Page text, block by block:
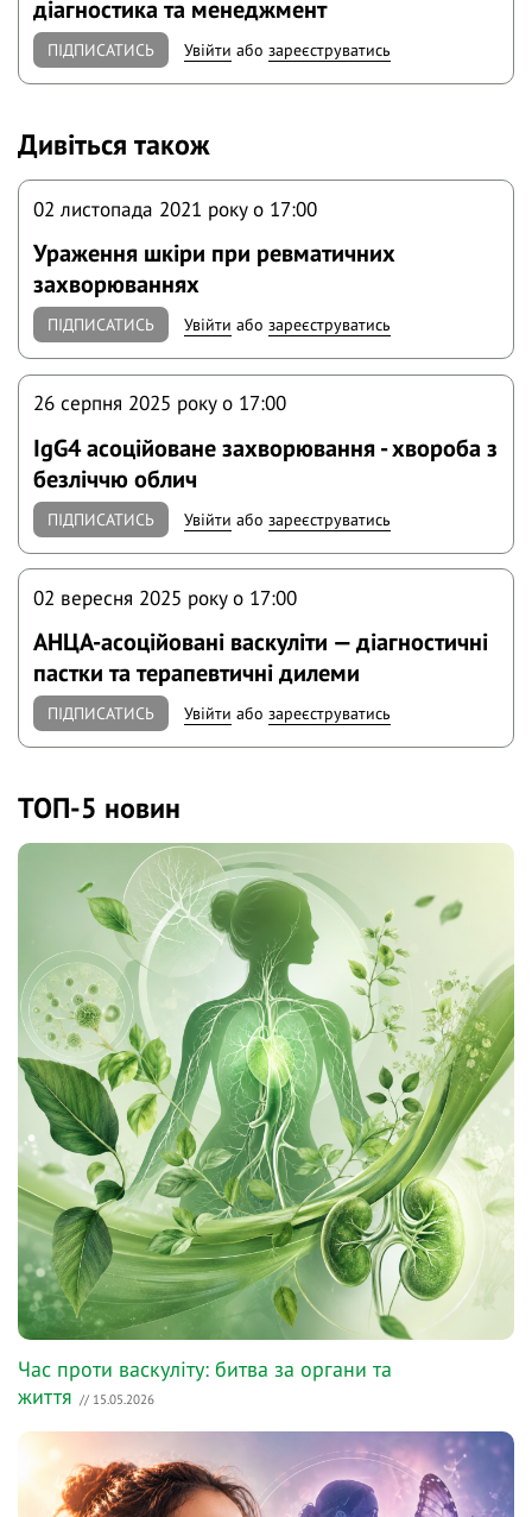
діагностика та менеджмент
ПІДПИСАТИСЬ Увійти абозареєструватись
Дивіться також
02 листопада 2021 року o 17:00
Ураження шкіри при ревматичних
захворюваннях
ПІДПИСАТИСЬ Увійти абозареєструватись
26 серпня 2025 року o 17:00
ІgG4 асоційоване захворювання - хвороба з
безліччю облич
ПІДПИСАТИСЬ Увійти абозареєструватись
02 вересня 2025 року o 17:00
АНЦА-асоційовані васкуліти — діагностичні
пастки та терапевтичні дилеми
ПІДПИСАТИСЬ Увійти абозареєструватись
ТОП-5 новин
Час проти васкуліту: битва за органи та
життя // 15.05.2026